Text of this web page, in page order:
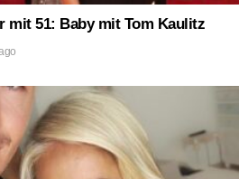
mit 51: Baby mit Tom Kaulitz